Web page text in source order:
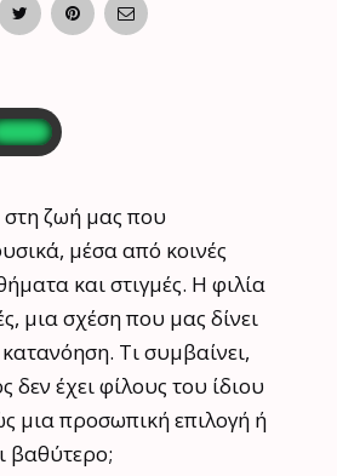
στη ζωή μας που
μέσα από κοινές
και στιγμές. Η φιλία
μια σχέση που μας δίνει
Τι συμβαίνει,
δεν έχει φίλους του ίδιου
μια προσωπική επιλογή ή
βαθύτερο;